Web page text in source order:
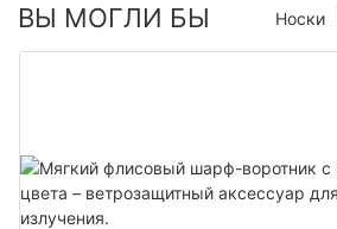
ВЫ МОГЛИ БЫ Носки